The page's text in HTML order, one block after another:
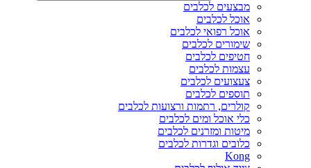
מבצעים לכלבים
אוכל לכלבים
אוכל רפואי לכלבים
שימורים לכלבים
חטיפים לכלבים
עצמות לכלבים
צעצועים לכלבים
תוספים לכלבים
קולרים, רתמות ורצועות לכלבים
כלי אוכל ומים לכלבים
מיטות ומזרנים לכלבים
כלובים וגדרות לכלבים
Kong